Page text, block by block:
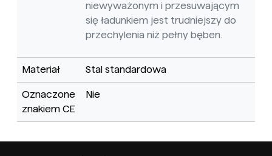
niewyważonym i przesuwającym
się ładunkiem jest trudniejszy do
przechylenia niż pełny bęben.
Materiał Stal standardowa
Oznaczone
znakiem CE
Nie